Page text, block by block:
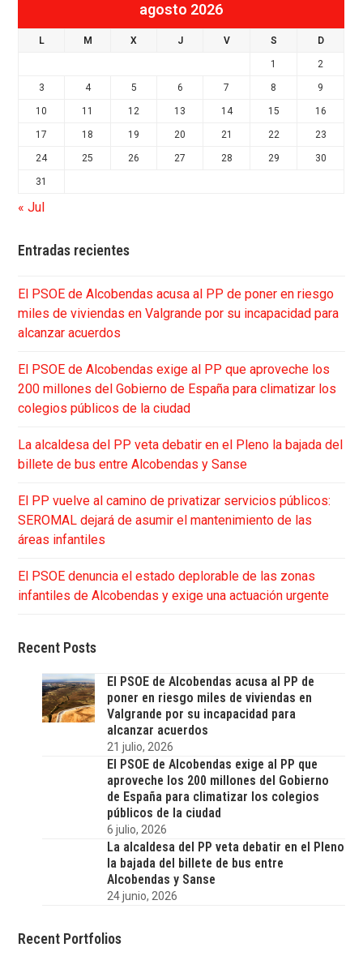
agosto 2026
L M X J V S D
1 2
3 4 5 6 7 8 9
10 11 12 13 14 15 16
17 18 19 20 21 22 23
24 25 26 27 28 29 30
31
« Jul
Entradas recientes
El PSOE de Alcobendas acusa al PP de poner en riesgo
miles de viviendas en Valgrande por su incapacidad para
alcanzar acuerdos
El PSOE de Alcobendas exige al PP que aproveche los
200 millones del Gobierno de España para climatizar los
colegios públicos de la ciudad
La alcaldesa del PP veta debatir en el Pleno la bajada del
billete de bus entre Alcobendas y Sanse
El PP vuelve al camino de privatizar servicios públicos:
SEROMAL dejará de asumir el mantenimiento de las
áreas infantiles
El PSOE denuncia el estado deplorable de las zonas
infantiles de Alcobendas y exige una actuación urgente
Recent Posts
El PSOE de Alcobendas acusa al PP de
poner en riesgo miles de viviendas en
Valgrande por su incapacidad para
alcanzar acuerdos
21 julio, 2026
El PSOE de Alcobendas exige al PP que
aproveche los 200 millones del Gobierno
de España para climatizar los colegios
públicos de la ciudad
6 julio, 2026
La alcaldesa del PP veta debatir en el Pleno
la bajada del billete de bus entre
Alcobendas y Sanse
24 junio, 2026
Recent Portfolios